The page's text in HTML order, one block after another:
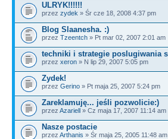
ULRYK!!!!!!
przez zydek » Śr cze 18, 2008 4:37 pm
Blog Slaanesha. :)
przez Tzeentch » Pt mar 02, 2007 2:01 am
techniki i strategie poslugiwania
przez xeron » N lip 29, 2007 5:05 pm
Zydek!
przez Gerino » Pt maja 25, 2007 5:24 pm
Zareklamuję... jeśli pozwolicie:)
przez Azariell » Cz maja 17, 2007 11:14 am
Nasze postacie
przez Arthanis » Śr maja 25, 2005 11:48 am